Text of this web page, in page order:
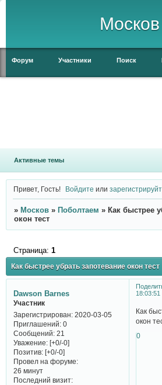
Москов
Форум Участники Поиск
Активные темы
Привет, Гость! Войдите или
» Москов » Поболтаем » Как быстрее
окон тест
Как быстрее убрать запотевание окон тест
Страница: 1
18:03:51
Dawson Barnes
Участник
Зарегистрирован: 2020-03-05
Приглашений:0
Сообщений:21
Уважение: [+0/-0]
Позитив: [+0/-0]
Провел на форуме:
26 минут
Последний визит:
Как
окон
0